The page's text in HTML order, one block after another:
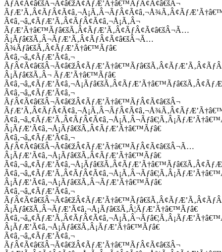
ÃƒÂ¢Ã¢â€šÂ¬Ã¢â€žÂ¢ÃƒÆ’Ã†â€™ÃƒÂ¢Ã¢â€šÂ¬
Ã¢â‚¬â„¢ÃƒÆ’Ã‚Â¢ÃƒÂ¢Ã¢â‚¬Å¡Ã‚Â¬
ÃƒÆ’Ã†â€™Ãƒâ€šÃ‚Â¢ÃƒÆ’Ã‚Â¢ÃƒÂ¢Ã¢â€šÂ¬Ã…
Â¡Ãƒâ€šÃ‚Â¬ÃƒÆ’Ã‚Â¢ÃƒÂ¢Ã¢â€šÂ¬Ã…
Â¾Ãƒâ€šÃ‚Â¢ÃƒÆ’Ã†â€™Ãƒâ€
Ã¢â‚¬â„¢ÃƒÆ’Ã¢â‚¬
Â¡Ãƒâ€šÃ‚Â¬ ÃƒÆ’Ã†â€™Ãƒâ€
Ã¢â‚¬â„¢ÃƒÆ’Ã¢â‚¬
ÃƒÂ¢Ã¢â€šÂ¬Ã¢â€žÂ¢ÃƒÆ’Ã†â€™ÃƒÂ¢Ã¢â€šÂ¬
Â¡ÃƒÆ’Ã¢â‚¬Å¡Ãƒâ€šÃ‚Â¢ÃƒÆ’Ã†â€™Ãƒâ€
Ã¢â‚¬â„¢ÃƒÆ’Ã¢â‚¬
ÃƒÂ¢Ã¢â€šÂ¬Ã¢â€žÂ¢ÃƒÆ’Ã†â€™ÃƒÂ¢Ã¢â€šÂ¬Ã…
Â¡ÃƒÆ’Ã¢â‚¬Å¡Ãƒâ€šÃ‚Â¢ÃƒÆ’Ã†â€™Ãƒâ€
Â¡ÃƒÆ’Ã¢â‚¬Å¡Ãƒâ€šÃ‚Â¬ÃƒÆ’Ã†â€™Ãƒâ€
Ã¢â‚¬â„¢ÃƒÆ’Ã¢â‚¬
Â¡Ãƒâ€šÃ‚Â¬ÃƒÆ’Ã¢â‚¬Å¡Ãƒâ€šÃ‚Â¦ÃƒÆ’Ã†â€™Ãƒâ€
Â¡ÃƒÆ’Ã¢â‚¬Å¡Ãƒâ€šÃ‚Â¡ÃƒÆ’Ã†â€™Ãƒâ€
Ã¢â‚¬â„¢ÃƒÆ’Ã¢â‚¬
ÃƒÂ¢Ã¢â€šÂ¬Ã¢â€žÂ¢ÃƒÆ’Ã†â€™ÃƒÂ¢Ã¢â€šÂ¬